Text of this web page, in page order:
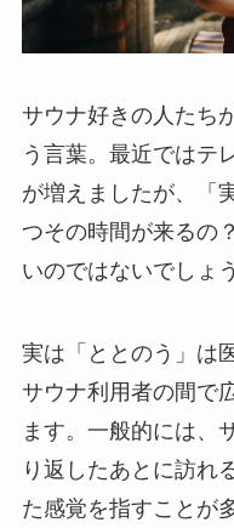
サウナ好きの人たち
う言葉。最近ではテ
が増えましたが、「
つその時間が来るの
いのではないでしょ
実は「ととのう」は
サウナ利用者の間で
ます。一般的には、
り返したあとに訪れ
た感覚を指すことが